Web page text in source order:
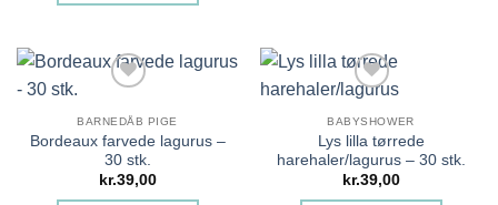
BARNEDÅB PIGE
Bordeaux farvede lagurus –
30 stk.
kr.39,00
BABYSHOWER
Lys lilla tørrede
harehaler/lagurus – 30 stk.
kr.39,00